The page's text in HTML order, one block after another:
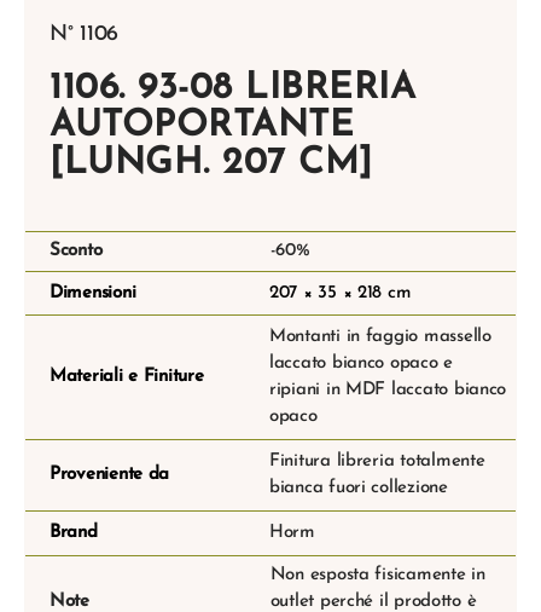
N° 1106
1106. 93-08 LIBRERIA
AUTOPORTANTE
[LUNGH. 207 CM]
Sconto -60%
Dimensioni 207 × 35 × 218 cm
Materiali e Finiture
Montanti in faggio massello
laccato bianco opaco e
ripiani in MDF laccato bianco
opaco
Proveniente da
Finitura libreria totalmente
bianca fuori collezione
Brand Horm
Note
Non esposta fisicamente in
outlet perché il prodotto è